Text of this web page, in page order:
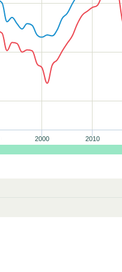
2000 2010